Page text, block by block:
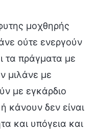
μοχθηρής
ούτε ενεργούν
τα πράγματα με
μιλάνε με
με εγκάρδιο
κάνουν δεν είναι
και υπόγεια και